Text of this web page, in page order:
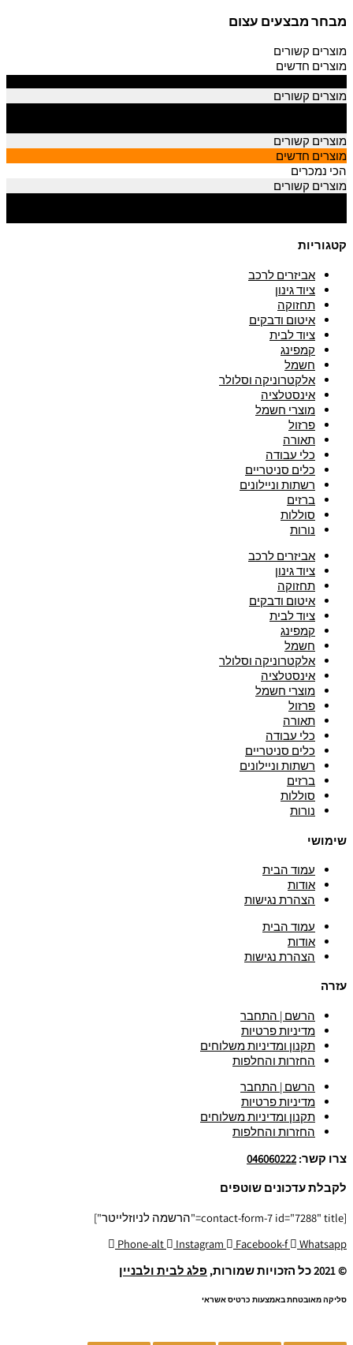
מבחר מבצעים עצום
מוצרים קשורים
מוצרים חדשים
מוצרים קשורים
מוצרים קשורים
מוצרים חדשים
הכי נמכרים
מוצרים קשורים
קטגוריות
אביזרים לרכב
ציוד גינון
תחזוקה
איטום ודבקים
ציוד לבית
קמפינג
חשמל
אלקטרוניקה וסלולר
אינסטלציה
מוצרי חשמל
פרזול
תאורה
כלי עבודה
כלים סניטריים
רשתות וניילונים
ברזים
סוללות
נורות
אביזרים לרכב
ציוד גינון
תחזוקה
איטום ודבקים
ציוד לבית
קמפינג
חשמל
אלקטרוניקה וסלולר
אינסטלציה
מוצרי חשמל
פרזול
תאורה
כלי עבודה
כלים סניטריים
רשתות וניילונים
ברזים
סוללות
נורות
שימושי
עמוד הבית
אודות
הצהרת נגישות
עמוד הבית
אודות
הצהרת נגישות
עזרה
הרשם | התחבר
מדיניות פרטיות
תקנון ומדיניות משלוחים
החזרות והחלפות
הרשם | התחבר
מדיניות פרטיות
תקנון ומדיניות משלוחים
החזרות והחלפות
צרו קשר: 046060222
לקבלת עדכונים שוטפים
[contact-form-7 id="7288" title="הרשמה לניוזלייטר"]
Phone-alt
Instagram Facebook-f
Whatsapp
© 2021 כל הזכויות שמורות,
פלג לבית ולבניין
סליקה מאובטחת באמצעות כרטיס אשראי